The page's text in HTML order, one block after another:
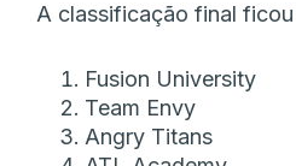
A classificação final
Fusion University
Team Envy
Angry Titans